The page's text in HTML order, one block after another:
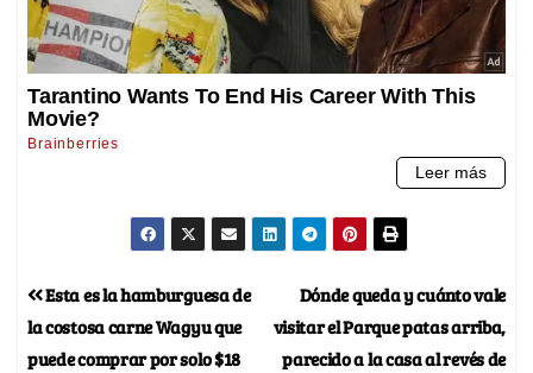
Dónde queda y cuánto vale
visitar el Parque patas arriba,
parecido a la casa al revés de
Esta es la hamburguesa de
la costosa carne Wagyu que
puede comprar por solo $18